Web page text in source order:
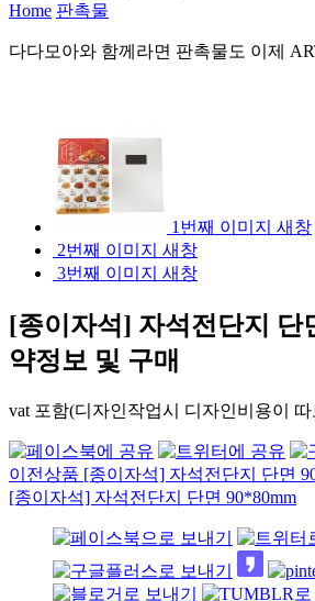
Home 판촉물
다다모아와 함께라면 판촉물도 이제
1번째 이미지 새창
2번째 이미지 새창
3번째 이미지 새창
[종이자석] 자석전단지 단
약정보 및 구매
vat 포함(디자인작업시 디자인비용이
이전상품 [종이자석] 자석전단지 단면
[종이자석] 자석전단지 단면 90*80mm